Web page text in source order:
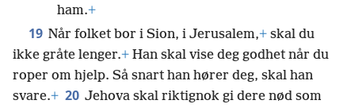
ham.+
19 Når folket bor i Sion, i Jerusalem,+ skal du
ikke gråte lenger.+ Han skal vise deg godhet når du
roper om hjelp. Så snart han hører deg, skal han
svare.+ 20 Jehova skal riktignok gi dere nød som